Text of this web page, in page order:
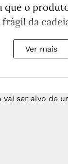
que o
da
Ver mais